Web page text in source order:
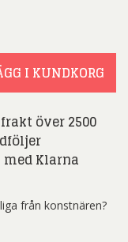
I KUNDKORG
över 2500
med Klarna
från konstnären?